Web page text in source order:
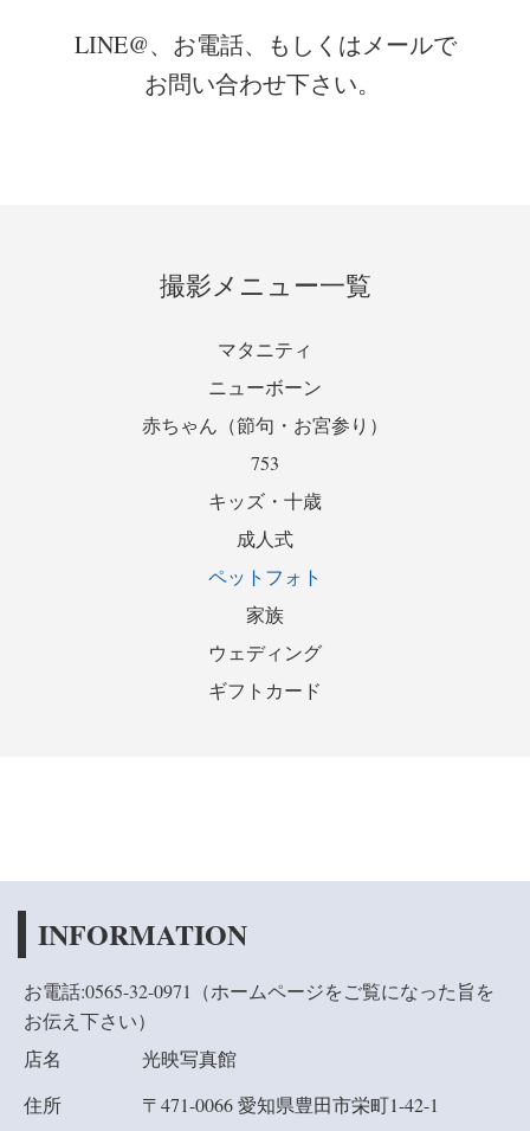
LINE@、お電話、もしくはメールで
お問い合わせ下さい。
撮影メニュー一覧
マタニティ
ニューボーン
赤ちゃん（節句・お宮参り）
753
キッズ・十歳
成人式
ペットフォト
家族
ウェディング
ギフトカード
INFORMATION
お電話:0565-32-0971（ホームページをご覧になった旨を
お伝え下さい）
店名
光映写真館
住所
〒471-0066 愛知県豊田市栄町1-42-1